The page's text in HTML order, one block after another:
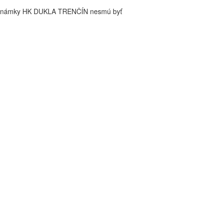
HK DUKLA TRENČÍN nesmú byť